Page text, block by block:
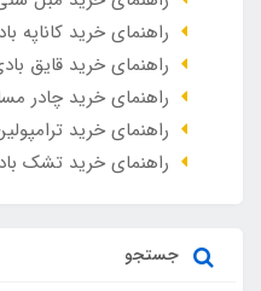
راهنمای خرید
راهنمای خرید قایق
راهنمای خرید چادر
راهنمای خرید
راهنمای خرید تشک
جستجو